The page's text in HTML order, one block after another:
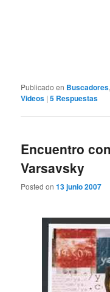
Publicado en Buscadores,
Videos |5 Respuestas
Encuentro
Varsavsky
Posted on13 junio 2007